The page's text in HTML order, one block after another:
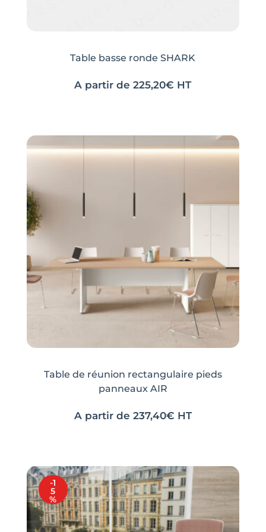
Table basse ronde SHARK
A partir de 225,20€ HT
Table de réunion rectangulaire pieds
panneaux AIR
A partir de 237,40€ HT
-1
5
%